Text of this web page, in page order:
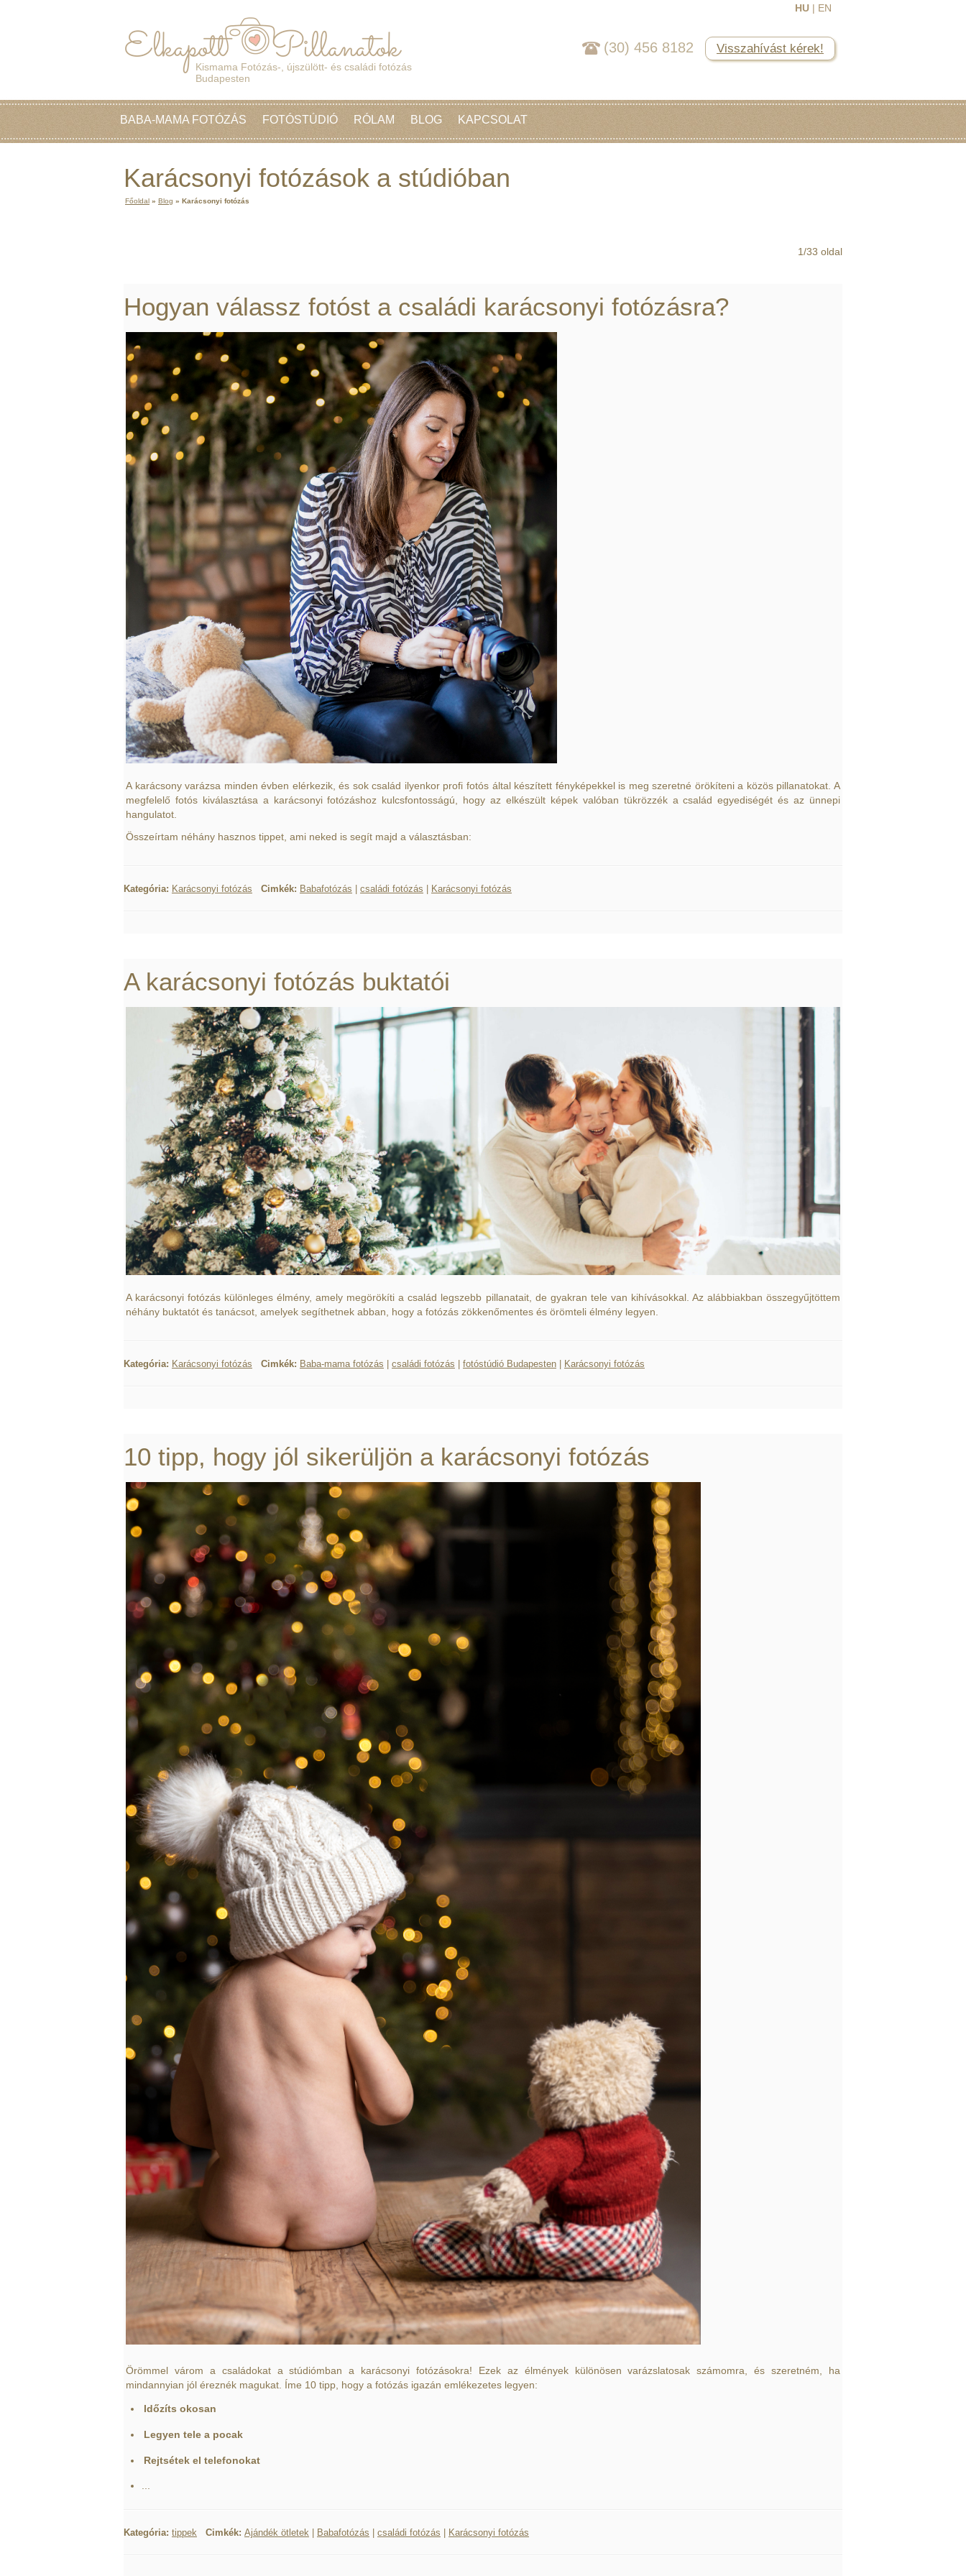
Kismama Fotózás-, újszülött- és családi fotózás
Budapesten
HU| EN
(30) 456 8182 Visszahívást kérek!
BABA-MAMA FOTÓZÁS FOTÓSTÚDIÓ RÓLAM BLOG KAPCSOLAT
Karácsonyi fotózások a stúdióban
Főoldal » Blog » Karácsonyi fotózás
1/33 oldal
Hogyan válassz fotóst a családi karácsonyi fotózásra?
A karácsony varázsa minden évben elérkezik, és sok család ilyenkor profi fotós által készített fényképekkel is meg szeretné örökíteni a közös pillanatokat. A
megfelelő fotós kiválasztása a karácsonyi fotózáshoz kulcsfontosságú, hogy az elkészült képek valóban tükrözzék a család egyediségét és az ünnepi
hangulatot.
Összeírtam néhány hasznos tippet, ami neked is segít majd a választásban:
Kategória: Karácsonyi fotózás Cimkék: Babafotózás családi fotózás Karácsonyi fotózás
A karácsonyi fotózás buktatói
A karácsonyi fotózás különleges élmény, amely megörökíti a család legszebb pillanatait, de gyakran tele van kihívásokkal. Az alábbiakban összegyűjtöttem
néhány buktatót és tanácsot, amelyek segíthetnek abban, hogy a fotózás zökkenőmentes és örömteli élmény legyen.
Kategória: Karácsonyi fotózás Cimkék: Baba-mama fotózás családi fotózás fotóstúdió Budapesten Karácsonyi fotózás
10 tipp, hogy jól sikerüljön a karácsonyi fotózás
Örömmel várom a családokat a stúdiómban a karácsonyi fotózásokra! Ezek az élmények különösen varázslatosak számomra, és szeretném, ha
mindannyian jól éreznék magukat. Íme 10 tipp, hogy a fotózás igazán emlékezetes legyen:
Időzíts okosan
Legyen tele a pocak
Rejtsétek el telefonokat
Kategória: tippek Cimkék: Ajándék ötletek Babafotózás családi fotózás Karácsonyi fotózás